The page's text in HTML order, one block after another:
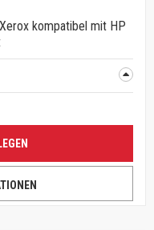
kompatibel mit HP